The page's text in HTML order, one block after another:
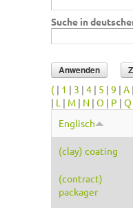
Suche in
( | 1 | 3 | 4 | 5 | 9 | A |
| L | M | N | O | P | Q
Englisch
(clay) coating
(contract)
packager